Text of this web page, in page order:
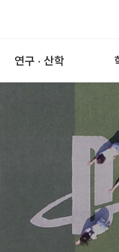
연구 · 산학